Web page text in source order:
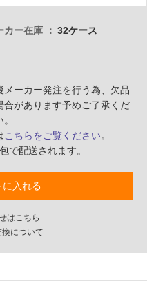
カー在庫 32ケース
ーカー発注を行う為、欠品
があります予めご了承くだ
こちらをご覧ください。
で配送されます。
に入れる
はこちら
について